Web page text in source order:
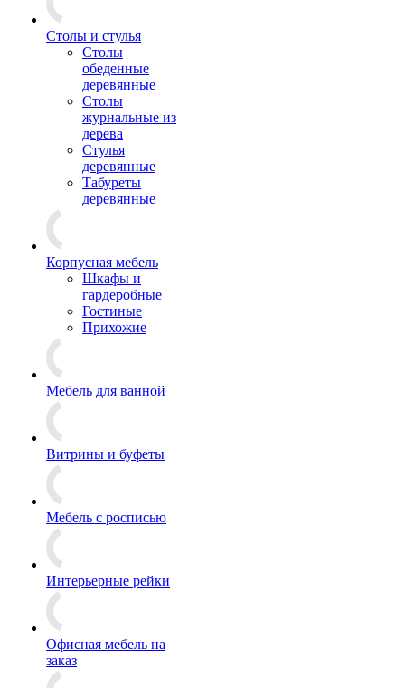
Столы и стулья
Столы
обеденные
деревянные
Столы
журнальные из
дерева
Стулья
деревянные
Табуреты
деревянные
Корпусная мебель
Шкафы и
гардеробные
Гостиные
Прихожие
Мебель для ванной
Витрины и буфеты
Мебель с росписью
Интерьерные рейки
Офисная мебель на
заказ